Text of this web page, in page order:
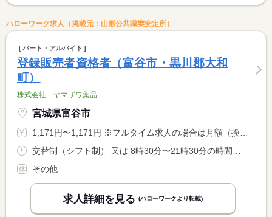
ハローワーク求人（掲載元：山形公共職業安定所）
パート・アルバイト
登録販売者資格者（富谷市・黒川郡大和
町）
株式会社 ヤマザワ薬品
宮城県富谷市
1,171円〜1,171円 ※フルタイム求人の場合は月額（換算額）、パート求人の場合は時間額を表示しています。
その他
求人詳細を見る (ハローワークより転載)